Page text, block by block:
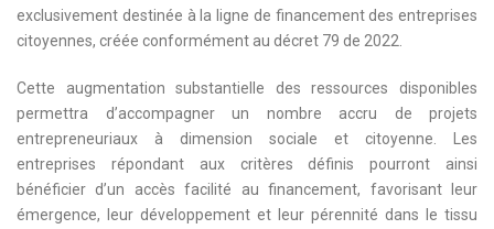
exclusivement destinée à la ligne de financement des entreprises
citoyennes, créée conformément au décret 79 de 2022.
Cette augmentation substantielle des ressources disponibles
permettra d’accompagner un nombre accru de projets
entrepreneuriaux à dimension sociale et citoyenne. Les
entreprises répondant aux critères définis pourront ainsi
bénéficier d’un accès facilité au financement, favorisant leur
émergence, leur développement et leur pérennité dans le tissu